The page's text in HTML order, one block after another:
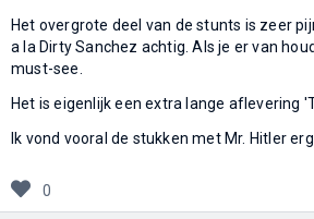
Het overgrote deel van de stunts is zeer
a la Dirty Sanchez achtig. Als je er van
must-see.
Het is eigenlijk een extra lange aflevering
Ik vond vooral de stukken met Mr. Hitler
0